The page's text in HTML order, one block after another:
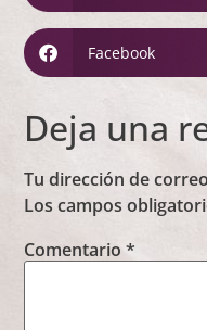
Facebook
Deja una
Tu dirección de
Los campos
Comentario*